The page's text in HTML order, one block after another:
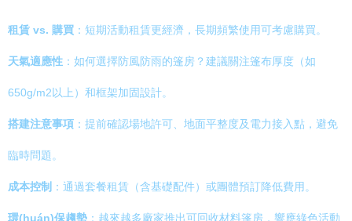
租賃 vs. 購買 ：短期活動租賃更經濟，長期頻繁使用可考慮購買。
天氣適應性 ：如何選擇防風防雨的篷房？建議關注篷布厚度（如
650g/m2以上）和框架加固設計。
搭建注意事項 ：提前確認場地許可、地面平整度及電力接入點，避免
臨時問題。
成本控制 ：通過套餐租賃（含基礎配件）或團體預訂降低費用。
環(huán)保趨勢 ：越來越多廠家推出可回收材料篷房，響應綠色活動